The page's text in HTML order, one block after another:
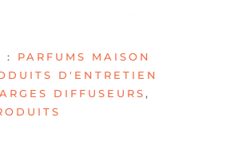
: PARFUMS MAISON
D'ENTRETIEN
DIFFUSEURS,